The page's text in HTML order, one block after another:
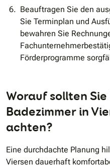
Beauftragen Sie den
Sie Terminplan und
bewahren Sie
Förderprogramme
Worauf sollten
Badezimmer in
achten?
Eine durchdachte Planung
Viersen dauerhaft